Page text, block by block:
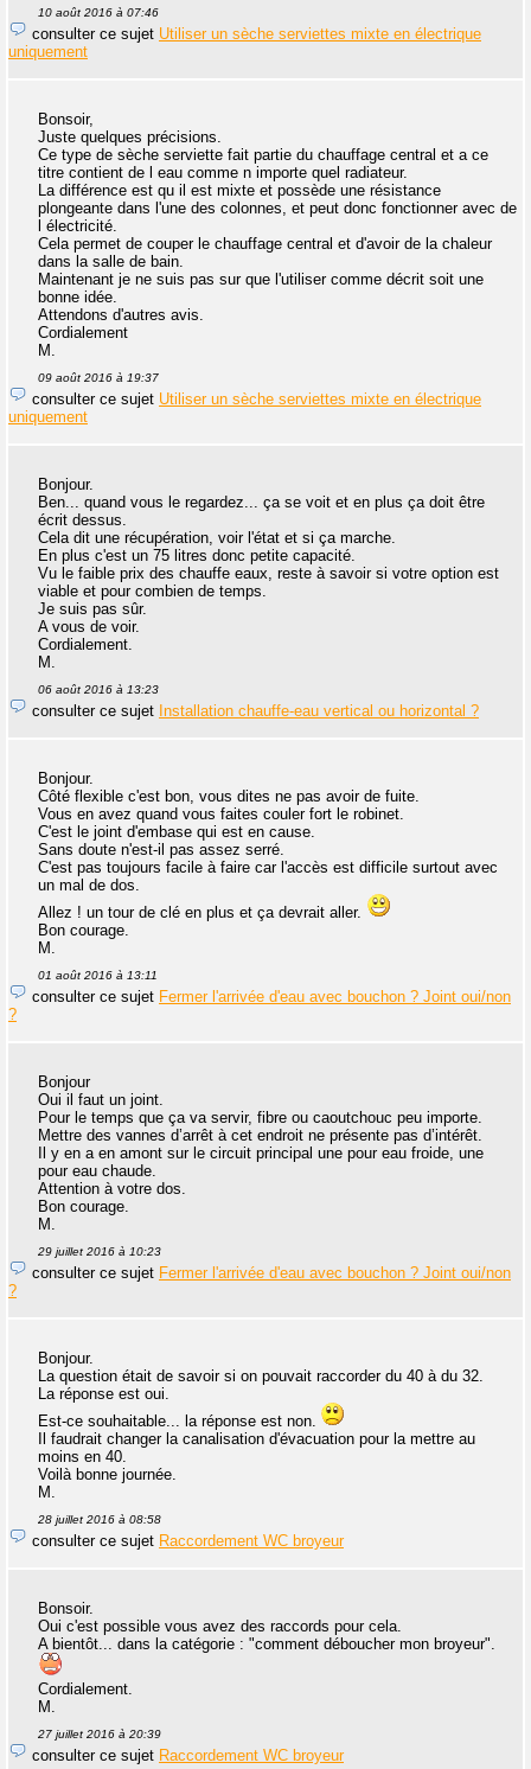
10 août 2016 à 07:46
consulter ce sujet Utiliser un sèche serviettes mixte en électrique
uniquement
Bonsoir,
Juste quelques précisions.
Ce type de sèche serviette fait partie du chauffage central et a ce
titre contient de l eau comme n importe quel radiateur.
La différence est qu il est mixte et possède une résistance
plongeante dans l'une des colonnes, et peut donc fonctionner avec de
l électricité.
Cela permet de couper le chauffage central et d'avoir de la chaleur
dans la salle de bain.
Maintenant je ne suis pas sur que l'utiliser comme décrit soit une
bonne idée.
Attendons d'autres avis.
Cordialement
M.
09 août 2016 à 19:37
consulter ce sujet Utiliser un sèche serviettes mixte en électrique
uniquement
Bonjour.
Ben... quand vous le regardez... ça se voit et en plus ça doit être
écrit dessus.
Cela dit une récupération, voir l'état et si ça marche.
En plus c'est un 75 litres donc petite capacité.
Vu le faible prix des chauffe eaux, reste à savoir si votre option est
viable et pour combien de temps.
Je suis pas sûr.
A vous de voir.
Cordialement.
M.
06 août 2016 à 13:23
consulter ce sujet Installation chauffe-eau vertical ou horizontal ?
Bonjour.
Côté flexible c'est bon, vous dites ne pas avoir de fuite.
Vous en avez quand vous faites couler fort le robinet.
C'est le joint d'embase qui est en cause.
Sans doute n'est-il pas assez serré.
C'est pas toujours facile à faire car l'accès est difficile surtout avec
un mal de dos.
Allez ! un tour de clé en plus et ça devrait aller.
Bon courage.
M.
01 août 2016 à 13:11
consulter ce sujet Fermer l'arrivée d'eau avec bouchon ? Joint oui/non
?
Bonjour
Oui il faut un joint.
Pour le temps que ça va servir, fibre ou caoutchouc peu importe.
Mettre des vannes d’arrêt à cet endroit ne présente pas d’intérêt.
Il y en a en amont sur le circuit principal une pour eau froide, une
pour eau chaude.
Attention à votre dos.
Bon courage.
M.
29 juillet 2016 à 10:23
consulter ce sujet Fermer l'arrivée d'eau avec bouchon ? Joint oui/non
?
Bonjour.
La question était de savoir si on pouvait raccorder du 40 à du 32.
La réponse est oui.
Est-ce souhaitable... la réponse est non.
Il faudrait changer la canalisation d'évacuation pour la mettre au
moins en 40.
Voilà bonne journée.
M.
28 juillet 2016 à 08:58
consulter ce sujet Raccordement WC broyeur
Bonsoir.
Oui c'est possible vous avez des raccords pour cela.
A bientôt... dans la catégorie : "comment déboucher mon broyeur".
Cordialement.
M.
27 juillet 2016 à 20:39
consulter ce sujet Raccordement WC broyeur